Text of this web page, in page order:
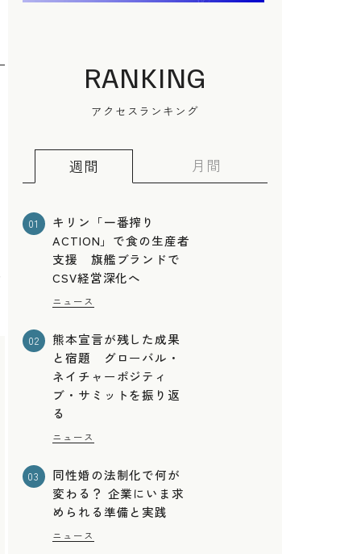
RANKING
アクセスランキング
週間 月間
01
キリン「一番搾り
ACTION」で食の生産者
支援 旗艦ブランドで
CSV経営深化へ
ニュース
02
熊本宣言が残した成果
と宿題 グローバル・
ネイチャーポジティ
ブ・サミットを振り返
る
ニュース
03
同性婚の法制化で何が
変わる？ 企業にいま求
められる準備と実践
ニュース